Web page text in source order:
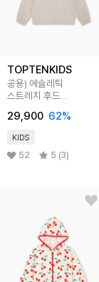
TOPTENKIDS
공용) 에슬레틱
스트레치 후드
29,900 62%
KIDS
52 5 (3)